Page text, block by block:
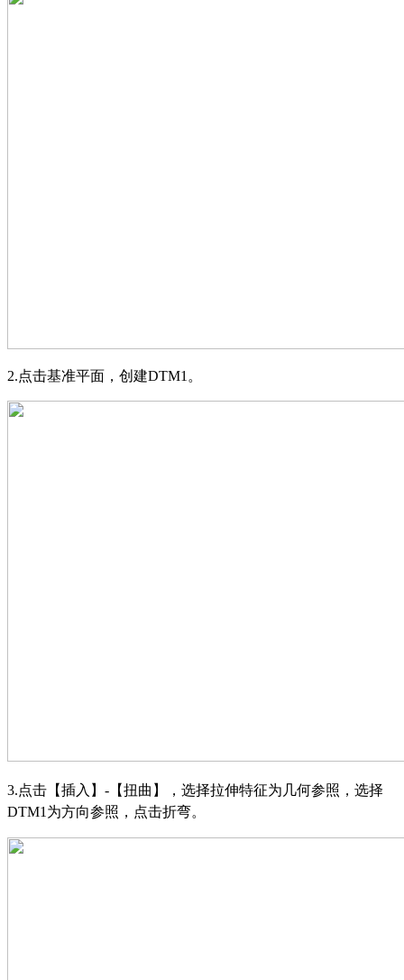
2.点击基准平面，创建DTM1。
3.点击【插入】 - 【扭曲】，选择拉伸特征为几何参照，选择
DTM1 为方向参照，点击折弯。